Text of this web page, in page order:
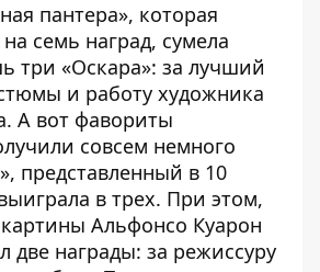
пантера», которая
семь наград, сумела
три «Оскара»: за лучший
и работу художника
А вот фавориты
совсем немного
представленный в 10
в трех. При этом,
Альфонсо Куарон
две награды: за режиссуру